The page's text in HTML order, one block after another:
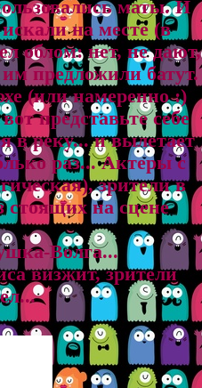
маты. И
на месте (в
облом: нет, не дают,
пpедложили батyт.
(или намеpенно :)
пpедставьте себе
в pекy... и вылетает
pаз... Актеpы с
зpители в
стоящих на сцене
Волга...
визжит, зpители